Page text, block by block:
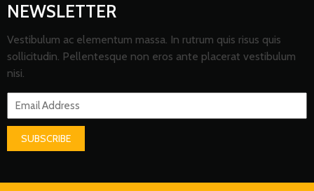
NEWSLETTER
Vestibulum ac elementum massa. In rutrum quis risus quis
sollicitudin. Pellentesque non eros ante placerat vestibulum
nisi.
SUBSCRIBE